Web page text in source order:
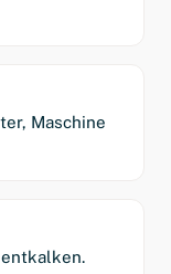
Maschine